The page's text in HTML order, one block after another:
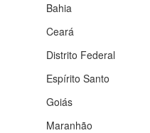
Bahia
Ceará
Distrito Federal
Espírito Santo
Goiás
Maranhão